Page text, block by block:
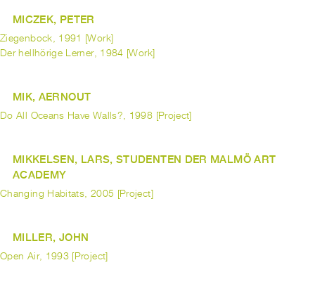
MICZEK, PETER
Ziegenbock, 1991 [Work]
Der hellhörige Lerner, 1984 [Work]
MIK, AERNOUT
Do All Oceans Have Walls?, 1998 [Project]
MIKKELSEN, LARS, STUDENTEN DER MALMÖ ART
ACADEMY
Changing Habitats, 2005 [Project]
MILLER, JOHN
Open Air, 1993 [Project]